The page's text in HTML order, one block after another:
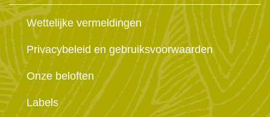
Wettelijke vermeldingen
Privacybeleid en gebruiksvoorwaarden
Onze beloften
Labels